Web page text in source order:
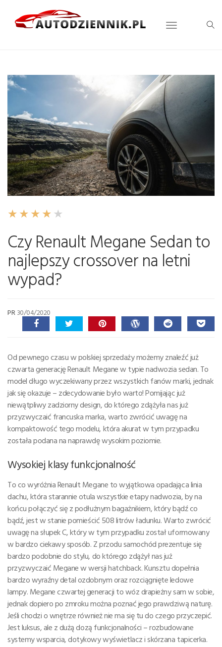
Czy Renault Megane Sedan to
najlepszy crossover na letni
wypad?
PR 30/04/2020
Od pewnego czasu w polskiej sprzedaży możemy znaleźć już
czwarta generację Renault Megane w typie nadwozia sedan. To
model długo wyczekiwany przez wszystkich fanów marki, jednak
jak się okazuje – zdecydowanie było warto! Pomijając już
niewątpliwy zadziorny design, do którego zdążyła nas już
przyzwyczaić francuska marka, warto zwrócić uwagę na
kompaktowość tego modelu, która akurat w tym przypadku
została podana na naprawdę wysokim poziomie.
Wysokiej klasy funkcjonalność
To co wyróżnia Renault Megane to wyjątkowa opadająca linia
dachu, która starannie otula wszystkie etapy nadwozia, by na
końcu połączyć się z podłużnym bagażnikiem, który bądź co
bądź, jest w stanie pomieścić 508 litrów ładunku. Warto zwrócić
uwagę na słupek C, który w tym przypadku został uformowany
w bardzo ciekawy sposób. Z przodu samochód prezentuje się
bardzo podobnie do stylu, do którego zdążył nas już
przyzwyczaić Megane w wersji hatchback. Kunsztu dopełnia
bardzo wyraźny detal ozdobnym oraz rozciągnięte ledowe
lampy. Megane czwartej generacji to wóz drapieżny sam w sobie,
jednak dopiero po zmroku można poznać jego prawdziwą naturę.
Jeśli chodzi o wnętrze również nie ma się tu do czego przyczepić.
Jest luksus, ale z dużą dozą funkcjonalności – rozbudowane
systemy wsparcia, dotykowy wyświetlacz i skórzana tapicerka.